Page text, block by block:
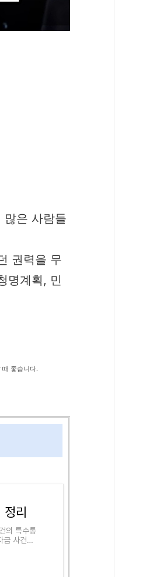
은 사람들
권력을 무
명계획, 민
좋습니다.
정리
의 특수통
금 사건으